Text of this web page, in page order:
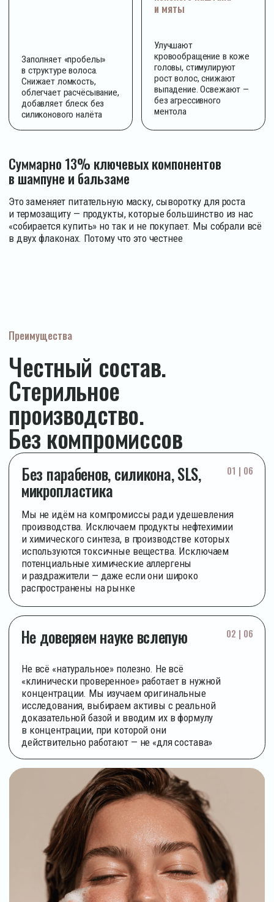
1240 ЖЕНЩИН УЖЕ
ПЕРЕШЛИ НА KEWO.ВОТ
ЧТО ОНИ ЗАМЕТИЛИ
СПЕЦИАЛИСТЫ ОТМЕЧАЮТ
ТО, ЧТО ПОКУПАТЕЛИ
ЧУВСТВУЮТ НА КОЖЕ —
УНИКАЛЬНОСТЬ СОСТАВОВ
И ДОКАЗАННЫЙ МЕХАНИЗМ
ДЕЙСТВИЯ
Врачи о KEWO
Пенка KEWO демонстрирует исключительно высокий
профиль безопасности и эффективности при широком
спектре кожных проблем, включая такие сложные
состояния, как атопический дерматит, себорейный
дерматит, акне и розацеа.
Врач-дерматовенеролог, косметолог
Устинова Анна Владимировна